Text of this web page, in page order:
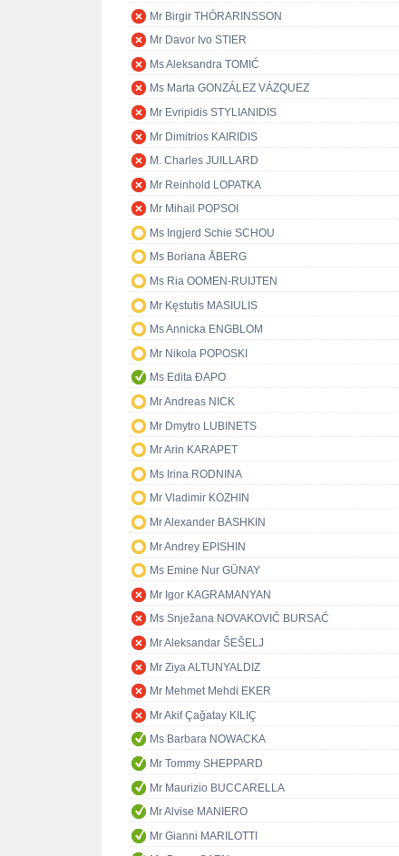
Mr Birgir THÓRARINSSON
Mr Davor Ivo STIER
Ms Aleksandra TOMIĆ
Ms Marta GONZÁLEZ VÁZQUEZ
Mr Evripidis STYLIANIDIS
Mr Dimitrios KAIRIDIS
M. Charles JUILLARD
Mr Reinhold LOPATKA
Mr Mihail POPSOI
Ms Ingjerd Schie SCHOU
Ms Boriana ÅBERG
Ms Ria OOMEN-RUIJTEN
Mr Kęstutis MASIULIS
Ms Annicka ENGBLOM
Mr Nikola POPOSKI
Ms Edita ĐAPO
Mr Andreas NICK
Mr Dmytro LUBINETS
Mr Arin KARAPET
Ms Irina RODNINA
Mr Vladimir KOZHIN
Mr Alexander BASHKIN
Mr Andrey EPISHIN
Ms Emine Nur GÜNAY
Mr Igor KAGRAMANYAN
Ms Snježana NOVAKOVIĆ BURSAĆ
Mr Aleksandar ŠEŠELJ
Mr Ziya ALTUNYALDIZ
Mr Mehmet Mehdi EKER
Mr Akif Çağatay KILIÇ
Ms Barbara NOWACKA
Mr Tommy SHEPPARD
Mr Maurizio BUCCARELLA
Mr Alvise MANIERO
Mr Gianni MARILOTTI